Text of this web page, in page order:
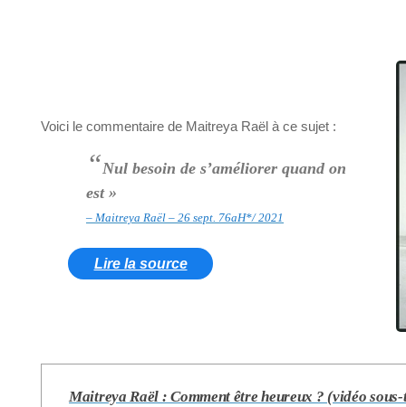
Voici le commentaire de Maitreya Raël à ce sujet :
“Nul besoin de s’améliorer quand on
est »
– Maitreya Raël – 26 sept. 76aH*/ 2021
Lire la source
Maitreya Raël : Comment être heureux ? (vidéo